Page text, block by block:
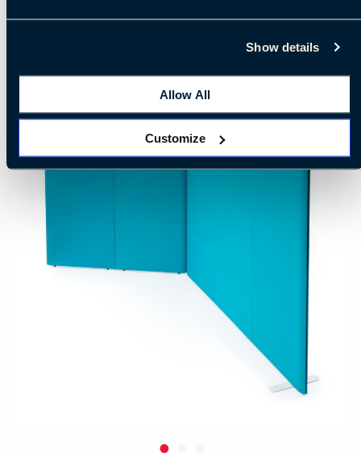
Show details
Allow All
Customize